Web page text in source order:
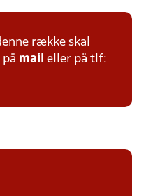
række skal
mail eller på tlf: